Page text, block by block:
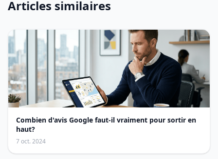
Articles similaires
Combien d'avis Google faut-il vraiment pour sortir en
haut?
7 oct. 2024